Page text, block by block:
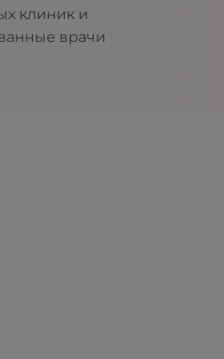
клиник и
врачи